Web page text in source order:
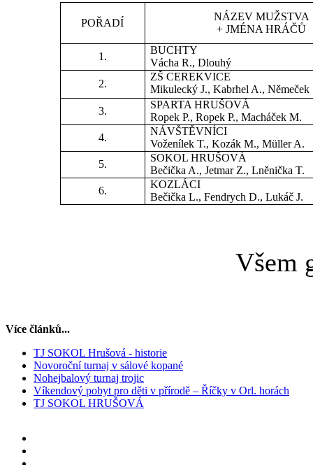
POŘADÍ
NÁZEV MUŽSTVA
+ JMÉNA HRÁČŮ
1.
BUCHTY
Vácha R., Dlouhý
2.
ZŠ CEREKVICE
Mikulecký J., Kabrhel A., Němeček
3.
SPARTA HRUŠOVÁ
Ropek P., Ropek P., Macháček M.
4.
NÁVŠTĚVNÍCI
Voženílek T., Kozák M., Müller A.
5.
SOKOL HRUŠOVÁ
Bečička A., Jetmar Z., Lněnička T.
6.
KOZLÁCI
Bečička L., Fendrych D., Lukáč J.
Všem
Více článků...
TJ SOKOL Hrušová - historie
Novoroční turnaj v sálové kopané
Nohejbalový turnaj trojic
Víkendový pobyt pro děti v přírodě – Říčky v Orl. horách
TJ SOKOL HRUŠOVÁ